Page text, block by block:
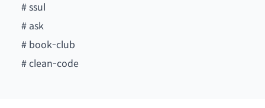
#ssul
# ask
# book-club
#clean-code